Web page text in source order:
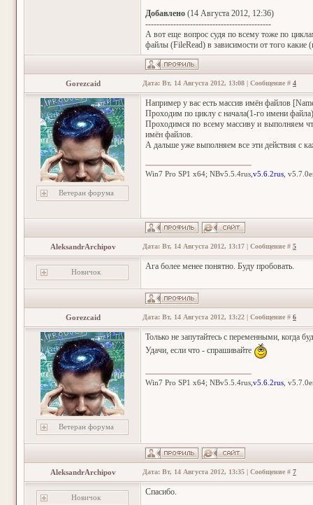
Добавлено (14 Августа 2012, 12:36)
---------------------------------------------
А вот еще вопрос судя по всему тоже по
файлы (FileRead) в зависимости от того
Gorezcaid Дата: Вт, 14 Августа 2012, 13:08 | Сообщение # 4
Ветеран форума
Например у вас есть массив имён файлов
Проходим по циклу с начала(1-го имени
Проходимся по всему массиву и выполняем
имён файлов.
А дальше уже выполняем все эти действия с
Win7 Pro SP1 x64; NBv5.5.4rus, v5.6.2rus ,
AleksandrArchipov Дата: Вт, 14 Августа 2012, 13:17 | Сообщение # 5
Новичок
Ага более менее понятно. Буду пробовать.
Gorezcaid Дата: Вт, 14 Августа 2012, 13:22 | Сообщение # 6
Ветеран форума
Только не запутайтесь с переменными, когда
Удачи, если что - спрашивайте
Win7 Pro SP1 x64; NBv5.5.4rus, v5.6.2rus ,
AleksandrArchipov Дата: Вт, 14 Августа 2012, 13:35 | Сообщение # 7
Новичок
Спасибо.